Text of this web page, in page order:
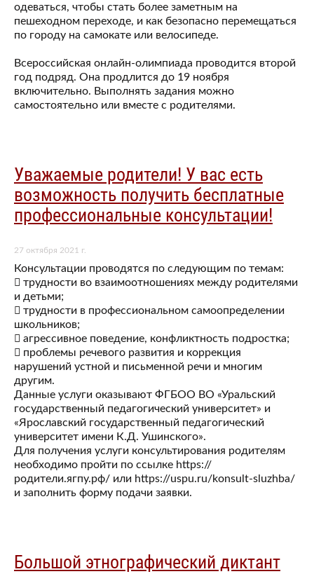
одеваться, чтобы стать более заметным на
пешеходном переходе, и как безопасно перемещаться
по городу на самокате или велосипеде.
Всероссийская онлайн-олимпиада проводится второй
год подряд. Она продлится до 19 ноября
включительно. Выполнять задания можно
самостоятельно или вместе с родителями.
Уважаемые родители! У вас есть
возможность получить бесплатные
профессиональные консультации!
27 октября 2021 г.
Консультации проводятся по следующим по темам:
 трудности во взаимоотношениях между родителями
и детьми;
 трудности в профессиональном самоопределении
школьников;
 агрессивное поведение, конфликтность подростка;
 проблемы речевого развития и коррекция
нарушений устной и письменной речи и многим
другим.
Данные услуги оказывают ФГБОО ВО «Уральский
государственный педагогический университет» и
«Ярославский государственный педагогический
университет имени К.Д. Ушинского».
Для получения услуги консультирования родителям
необходимо пройти по ссылке https://
родители.ягпу.рф/ или https://uspu.ru/konsult-sluzhba/
и заполнить форму подачи заявки.
Большой этнографический диктант